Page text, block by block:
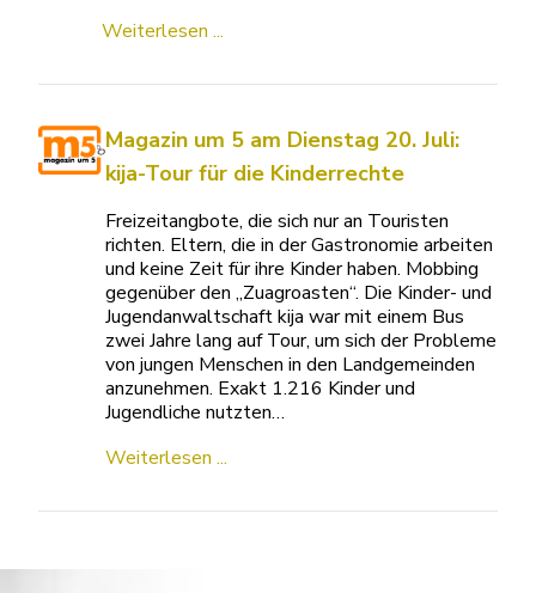
Weiterlesen ...
Magazin um 5 am Dienstag 20. Juli:
kija-Tour für die Kinderrechte
Freizeitangbote, die sich nur an Touristen
richten. Eltern, die in der Gastronomie arbeiten
und keine Zeit für ihre Kinder haben. Mobbing
gegenüber den „Zuagroasten“. Die Kinder- und
Jugendanwaltschaft kija war mit einem Bus
zwei Jahre lang auf Tour, um sich der Probleme
von jungen Menschen in den Landgemeinden
anzunehmen. Exakt 1.216 Kinder und
Jugendliche nutzten…
Weiterlesen ...